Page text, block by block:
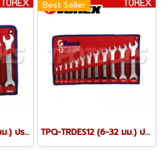
TPQ-TRDES8 (6-22 มม.) ประแจปากตายชุด 8 ตัว TOREX
Best Seller
TPQ-TRDES12 (6-32 มม.) ประแจปากตายชุด 12 ตัว TOREX